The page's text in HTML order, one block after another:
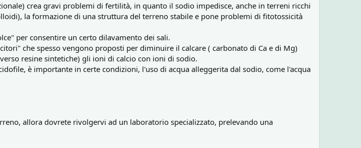
crea gravi problemi di fertilità, in quanto il sodio impedisce, anche in terreni ricchi
la formazione di una struttura del terreno stabile e pone problemi di fitotossicità
per consentire un certo dilavamento dei sali.
che spesso vengono proposti per diminuire il calcare ( carbonato di Ca e di Mg)
resine sintetiche) gli ioni di calcio con ioni di sodio.
è importante in certe condizioni, l'uso di acqua alleggerita dal sodio, come l'acqua
allora dovrete rivolgervi ad un laboratorio specializzato, prelevando una